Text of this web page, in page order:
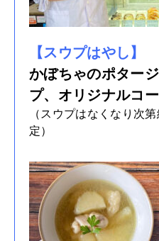
【スウプはやし】
かぼちゃのポター
プ、オリジナルコ
（スウプはなくなり次
定）